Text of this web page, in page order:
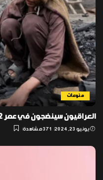
منوعات
العراقيون سينضجون في عمر 12 عامًا بسبب ارتفاع درجات الحرارة
يونيو 23, 2024 371 مشاهدة